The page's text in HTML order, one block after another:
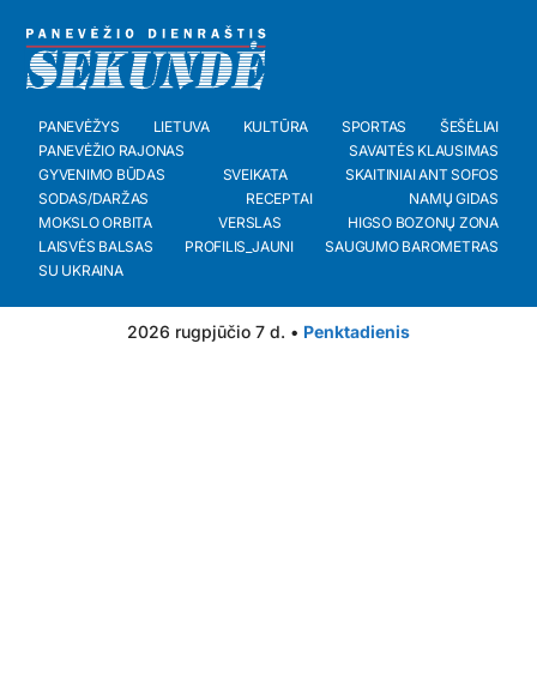
PANEVĖŽYS LIETUVA KULTŪRA SPORTAS
ŠEŠĖLIAI
PANEVĖŽIO RAJONAS
SAVAITĖS KLAUSIMAS
GYVENIMO BŪDAS
SVEIKATA
SKAITINIAI ANT SOFOS
SODAS/DARŽAS
RECEPTAI
NAMŲ GIDAS
MOKSLO ORBITA
VERSLAS
HIGSO BOZONŲ ZONA
LAISVĖS BALSAS
PROFILIS_JAUNI
SAUGUMO BAROMETRAS
SU UKRAINA
2026 rugpjūčio 7 d. • Penktadienis